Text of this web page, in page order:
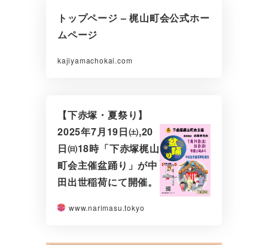
トップページ – 梶山町会公式ホー
ムページ
kajiyamachokai.com
【下赤塚・夏祭り】
2025年7月19日㈯,20
日㈰18時「下赤塚梶山
町会主催盆踊り」が中
田出世稲荷にて開催。
www.narimasu.tokyo